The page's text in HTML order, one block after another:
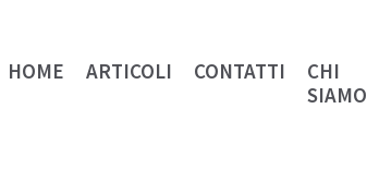
HOME ARTICOLI CONTATTI
CHI
SIAMO